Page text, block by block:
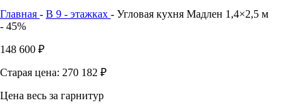
Главная - В 9 - этажках - Угловая кухня Мадлен 1,4×2,5 м
- 45%
148 600 ₽
Старая цена: 270 182 ₽
Цена весь за гарнитур